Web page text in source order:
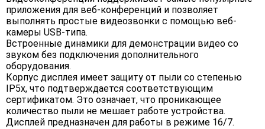
приложения для веб-конференций и позволяет
выполнять простые видеозвонки с помощью веб-
камеры USB-типа.
Встроенные динамики для демонстрации видео со
звуком без подключения дополнительного
оборудования.
Корпус дисплея имеет защиту от пыли со степенью
IP5x, что подтверждается соответствующим
сертификатом. Это означает, что проникающее
количество пыли не мешает работе устройства.
Дисплей предназначен для работы в режиме 16/7.